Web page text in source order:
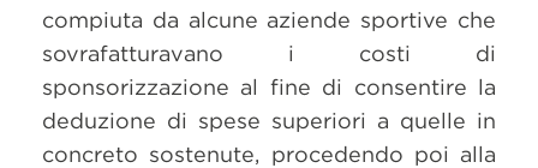
compiuta da alcune aziende sportive che
sovrafatturavano i costi di
sponsorizzazione al fine di consentire la
deduzione di spese superiori a quelle in
concreto sostenute, procedendo poi alla